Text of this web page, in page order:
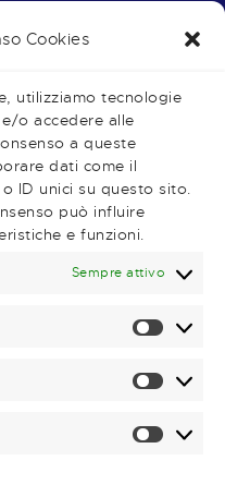
Cookies
utilizziamo tecnologie
o accedere alle
a queste
dati come il
ID unici su questo sito.
può influire
e funzioni.
Sempre attivo